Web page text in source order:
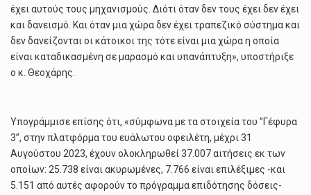
έχει αυτούς τους μηχανισμούς. Διότι όταν δεν τους έχει δεν έχει
και δανεισμό. Και όταν μια χώρα δεν έχει τραπεζικό σύστημα και
δεν δανείζονται οι κάτοικοι της τότε είναι μια χώρα η οποία
είναι καταδικασμένη σε μαρασμό και υπανάπτυξη», υποστήριξε
ο κ. Θεοχάρης.
Υπογράμμισε επίσης ότι, «σύμφωνα με τα στοιχεία του ”Γέφυρα
3”, στην πλατφόρμα του ευάλωτου οφειλέτη, μέχρι 31
Αυγούστου 2023, έχουν ολοκληρωθεί 37.007 αιτήσεις εκ των
οποίων: 25.738 είναι ακυρωμένες, 7.766 είναι επιλέξιμες -και
5.151 από αυτές αφορούν το πρόγραμμα επιδότησης δόσεις-